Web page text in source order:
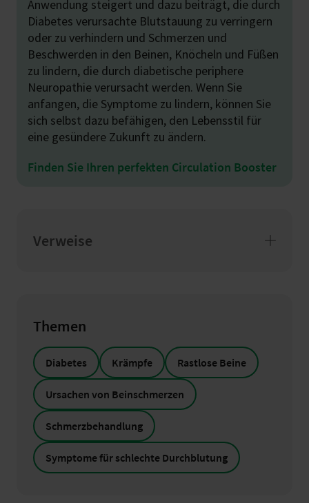
Anwendung steigert und dazu beiträgt, die durch
Diabetes verursachte Blutstauung zu verringern
oder zu verhindern und Schmerzen und
Beschwerden in den Beinen, Knöcheln und Füßen
zu lindern, die durch diabetische periphere
Neuropathie verursacht werden. Wenn Sie
anfangen, die Symptome zu lindern, können Sie
sich selbst dazu befähigen, den Lebensstil für
eine gesündere Zukunft zu ändern.
Finden Sie Ihren perfekten Circulation Booster
Verweise
Themen
Diabetes Krämpfe Rastlose Beine
Ursachen von Beinschmerzen
Schmerzbehandlung
Symptome für schlechte Durchblutung